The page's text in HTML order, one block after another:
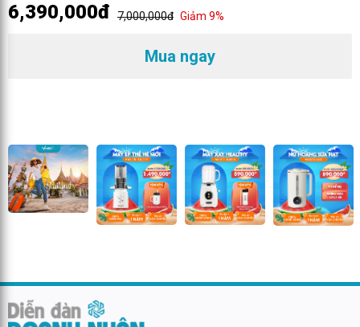
6,390,000đ 7,000,000đ Giảm 9%
Mua ngay